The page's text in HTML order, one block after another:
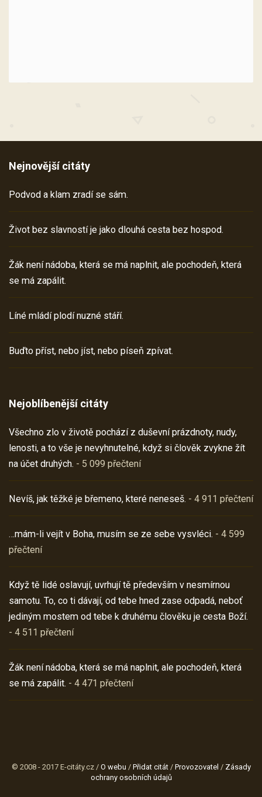
Nejnovější citáty
Podvod a klam zradí se sám.
Život bez slavností je jako dlouhá cesta bez hospod.
Žák není nádoba, která se má naplnit, ale pochodeň, která
se má zapálit.
Líné mládí plodí nuzné stáří.
Buďto příst, nebo jíst, nebo píseň zpívat.
Nejoblíbenější citáty
Všechno zlo v životě pochází z duševní prázdnoty, nudy,
lenosti, a to vše je nevyhnutelné, když si člověk zvykne žít
na účet druhých. - 5 099 přečtení
Nevíš, jak těžké je břemeno, které neneseš. - 4 911 přečtení
…mám-li vejít v Boha, musím se ze sebe vysvléci. - 4 599
přečtení
Když tě lidé oslavují, uvrhují tě především v nesmírnou
samotu. To, co ti dávají, od tebe hned zase odpadá, neboť
jediným mostem od tebe k druhému člověku je cesta Boží.
- 4 511 přečtení
Žák není nádoba, která se má naplnit, ale pochodeň, která
se má zapálit. - 4 471 přečtení
© 2008 - 2017 E-citáty.cz / O webu / Přidat citát/ Provozovatel / Zásady
ochrany osobních údajů